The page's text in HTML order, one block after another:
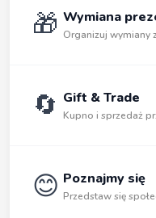
🎁 Wymiana
Organizuj wymiany
🔄 Gift & Trade
Kupno i sprzedaż
😊 Poznajmy się
Przedstaw się